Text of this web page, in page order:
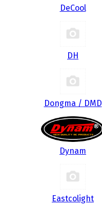
DeCool
DH
Dongma / DMD
Dynam
Eastcolight